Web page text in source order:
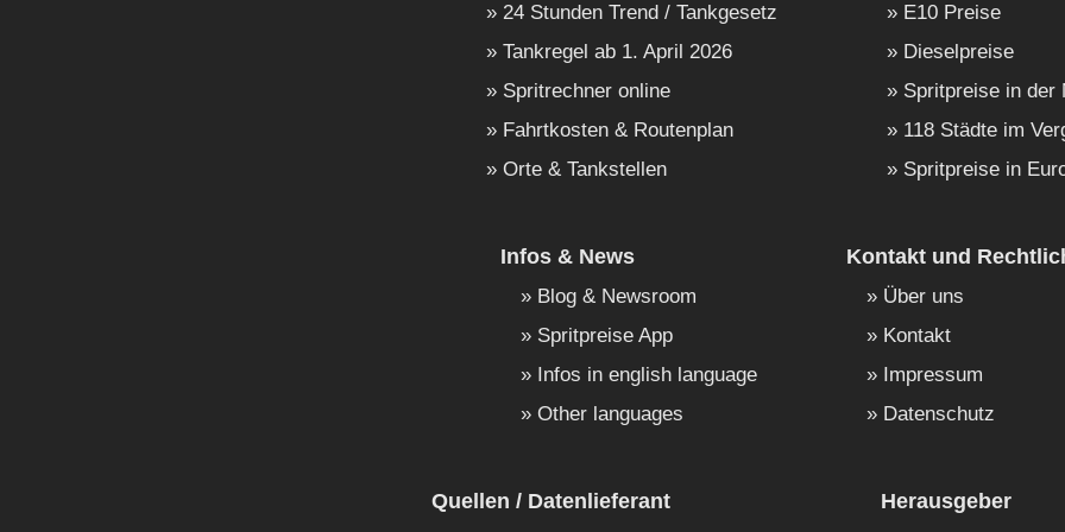
24 Stunden Trend / Tankgesetz
Tankregel ab 1. April 2026
Spritrechner online
Fahrtkosten & Routenplan
Orte & Tankstellen
E10 Preise
Dieselpreise
Spritpreise in der
118 Städte im
Spritpreise in
Infos & News
Blog & Newsroom
Spritpreise App
Infos in english language
Other languages
Kontakt und
Über uns
Kontakt
Impressum
Datenschutz
Quellen / Datenlieferant Herausgeber